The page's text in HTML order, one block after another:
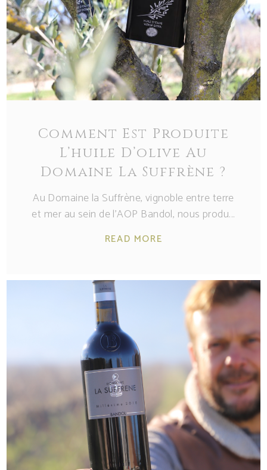
Comment Est Produite
L’huile D’olive Au
Domaine La Suffrène ?
Au Domaine la Suffrène, vignoble entre terre
et mer au sein de l’AOP Bandol, nous produ
READ MORE